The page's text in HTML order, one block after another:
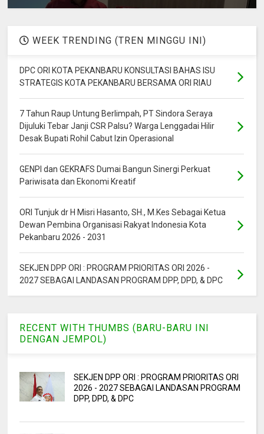
WEEK TRENDING (TREN MINGGU INI)
DPC ORI KOTA PEKANBARU KONSULTASI BAHAS ISU
STRATEGIS KOTA PEKANBARU BERSAMA ORI RIAU
7 Tahun Raup Untung Berlimpah, PT Sindora Seraya
Dijuluki Tebar Janji CSR Palsu? Warga Lenggadai Hilir
Desak Bupati Rohil Cabut Izin Operasional
GENPI dan GEKRAFS Dumai Bangun Sinergi Perkuat
Pariwisata dan Ekonomi Kreatif
ORI Tunjuk dr H Misri Hasanto, SH., M.Kes Sebagai Ketua
Dewan Pembina Organisasi Rakyat Indonesia Kota
Pekanbaru 2026 - 2031
SEKJEN DPP ORI : PROGRAM PRIORITAS ORI 2026 -
2027 SEBAGAI LANDASAN PROGRAM DPP, DPD, & DPC
RECENT WITH THUMBS (BARU-BARU INI
DENGAN JEMPOL)
SEKJEN DPP ORI : PROGRAM PRIORITAS ORI
2026 - 2027 SEBAGAI LANDASAN PROGRAM
DPP, DPD, & DPC